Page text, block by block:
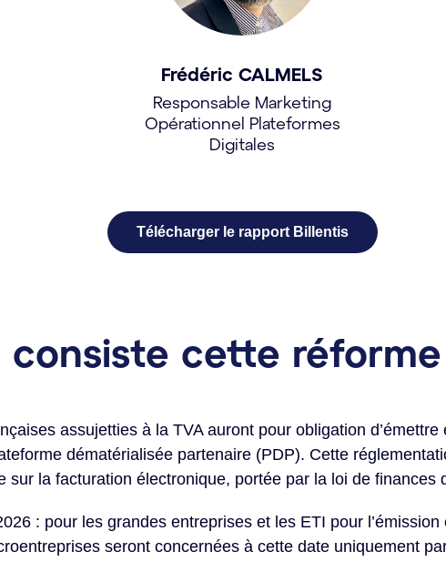
Frédéric CALMELS
Responsable Marketing
Opérationnel Plateformes
Digitales
Télécharger le rapport Billentis
consiste cette
assujetties à la TVA auront pour obligation
dématérialisée partenaire (PDP). Cette
sur la facturation électronique, portée par la loi de finances
: pour les grandes entreprises et les ETI pour
seront concernées à cette date uniquement